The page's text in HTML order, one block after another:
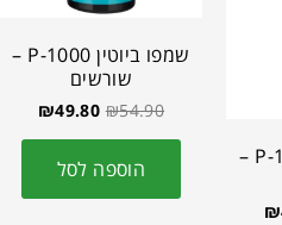
מרכך ביוטין P-1000 –
₪
שמפו ביוטין P-1000 –
שורשים
₪54.90
₪49.80
הוספה לסל